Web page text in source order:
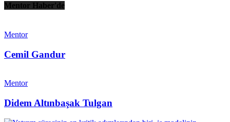
Mentor Haber'de
Mentor
Cemil Gandur
Mentor
Didem Altınbaşak Tulgan